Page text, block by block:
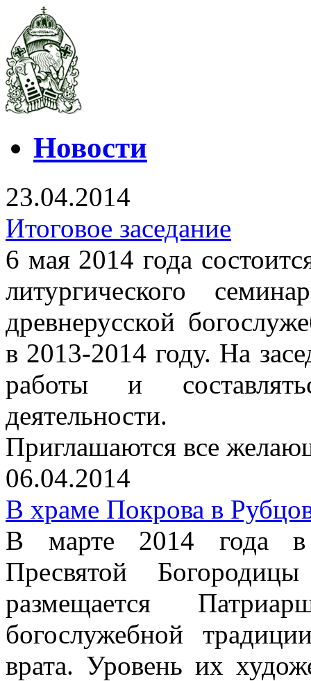
Новости
23.04.2014
Итоговое заседание
6 мая 2014 года
литургического
древнерусской
в 2013-2014 году. На
работы и
деятельности.
Приглашаются все
06.04.2014
В храме Покрова в
В марте 2014 года в
Пресвятой
размещается
богослужебной
врата. Уровень их